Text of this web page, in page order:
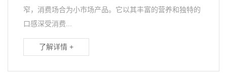
窄，消费场合为小市场产品。它以其丰富的营养和独特的
口感深受消费...
了解详情 +